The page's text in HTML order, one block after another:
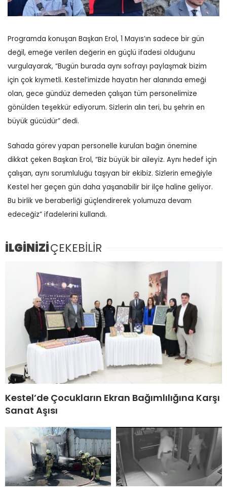
Programda konuşan Başkan Erol, 1 Mayıs’ın sadece bir gün
değil, emeğe verilen değerin en güçlü ifadesi olduğunu
vurgulayarak, “Bugün burada aynı sofrayı paylaşmak bizim
için çok kıymetli. Kestel’imizde hayatın her alanında emeği
olan, gece gündüz demeden çalışan tüm personelimize
gönülden teşekkür ediyorum. Sizlerin alın teri, bu şehrin en
büyük gücüdür” dedi.
Sahada görev yapan personelle kurulan bağın önemine
dikkat çeken Başkan Erol, “Biz büyük bir aileyiz. Aynı hedef için
çalışan, aynı sorumluluğu taşıyan bir ekibiz. Sizlerin emeğiyle
Kestel her geçen gün daha yaşanabilir bir ilçe haline geliyor.
Bu birlik ve beraberliği güçlendirerek yolumuza devam
edeceğiz” ifadelerini kullandı.
İLGİNİZİÇEKEBİLİR
Kestel’de Çocukların Ekran Bağımlılığına Karşı
Sanat Aşısı